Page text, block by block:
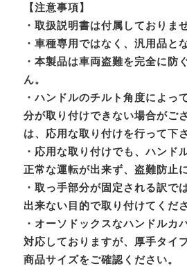
【注意事項】
・取扱説明書は付属しておりませ
・車種専用ではなく、汎用品と
・本製品は車両盗難を完全に防
ん。
・ハンドルのチルト角度によっ
分が取り付けできない場合がご
は、応用な取り付けを行って下さ
・応用な取り付けでも、ハンド
正常な運転が出来ず、盗難防止
・取っ手部分が固定される訳で
出来ない目的で取り付けてくださ
・オーソドックスなハンドルカ
対応しておりますが、厚手タイ
商品サイズをご確認ください。